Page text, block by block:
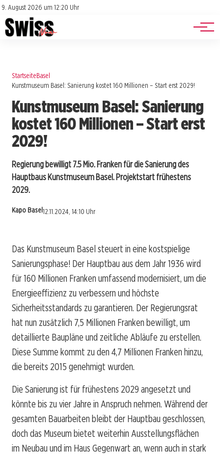
9. August 2026 um 12:20 Uhr
Impressum
Datenschutz
Jobs
Events
StartseiteBasel
Kunstmuseum Basel: Sanierung kostet 160 Millionen – Start erst 2029!
Kunstmuseum Basel: Sanierung
kostet 160 Millionen – Start erst
2029!
Regierung bewilligt 7.5 Mio. Franken für die Sanierung des
Hauptbaus Kunstmuseum Basel. Projektstart frühestens
2029.
Kapo Basel12.11.2024, 14:10 Uhr
Das Kunstmuseum Basel steuert in eine kostspielige
Sanierungsphase! Der Hauptbau aus dem Jahr 1936 wird
für 160 Millionen Franken umfassend modernisiert, um die
Energieeffizienz zu verbessern und höchste
Sicherheitsstandards zu garantieren. Der Regierungsrat
hat nun zusätzlich 7,5 Millionen Franken bewilligt, um
detaillierte Baupläne und zeitliche Abläufe zu erstellen.
Diese Summe kommt zu den 4,7 Millionen Franken hinzu,
die bereits 2015 genehmigt wurden.
Die Sanierung ist für frühestens 2029 angesetzt und
könnte bis zu vier Jahre in Anspruch nehmen. Während der
gesamten Bauarbeiten bleibt der Hauptbau geschlossen,
doch das Museum bietet weiterhin Ausstellungsflächen
im Neubau und im Haus Gegenwart an, wenn auch in stark